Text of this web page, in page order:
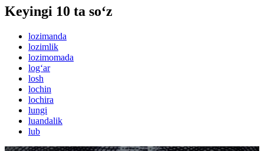
Keyingi 10 ta so‘z
lozimanda
lozimlik
lozimomada
log‘ar
losh
lochin
lochira
lungi
luandalik
lub